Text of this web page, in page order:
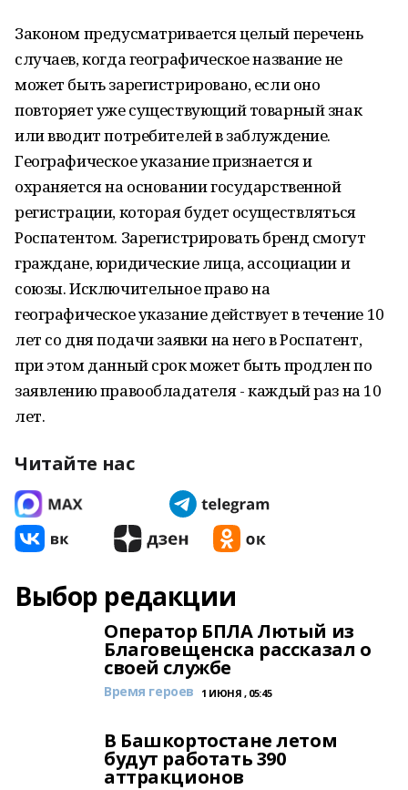
Законом предусматривается целый перечень
случаев, когда географическое название не
может быть зарегистрировано, если оно
повторяет уже существующий товарный знак
или вводит потребителей в заблуждение.
Географическое указание признается и
охраняется на основании государственной
регистрации, которая будет осуществляться
Роспатентом. Зарегистрировать бренд смогут
граждане, юридические лица, ассоциации и
союзы. Исключительное право на
географическое указание действует в течение 10
лет со дня подачи заявки на него в Роспатент,
при этом данный срок может быть продлен по
заявлению правообладателя - каждый раз на 10
лет.
Читайте нас
Выбор редакции
Оператор БПЛА Лютый из
Благовещенска рассказал о
своей службе
Время героев 1 ИЮНЯ , 05:45
В Башкортостане летом
будут работать 390
аттракционов